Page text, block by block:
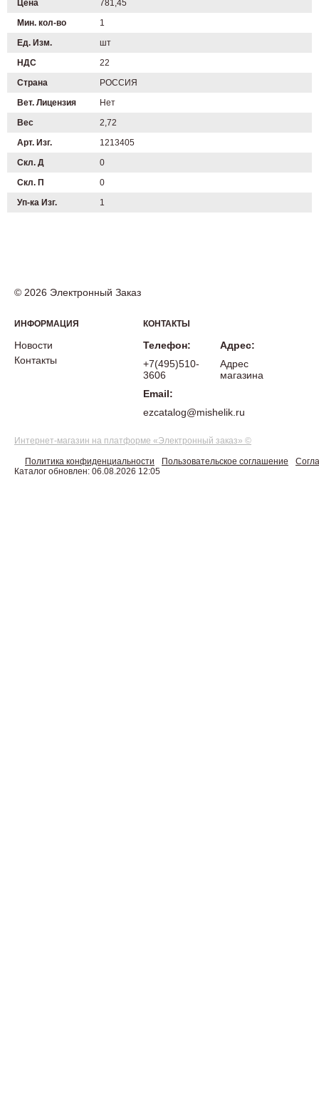
Цена
781,45
Мин. кол-во
1
Ед. Изм.
шт
НДС
22
Страна
РОССИЯ
Вет. Лицензия
Нет
Вес
2,72
Арт. Изг.
1213405
Скл. Д
0
Скл. П
0
Уп-ка Изг.
1
© 2026 Электронный Заказ
ИНФОРМАЦИЯ
Новости
Контакты
КОНТАКТЫ
Телефон:
+7(495)510-
3606
Email:
ezcatalog@mishelik.ru
Адрес:
Адрес
магазина
Интернет-магазин на платформе «Электронный заказ» ©
Политика конфиденциальности Пользовательское соглашение
Каталог обновлен: 06.08.2026 12:05